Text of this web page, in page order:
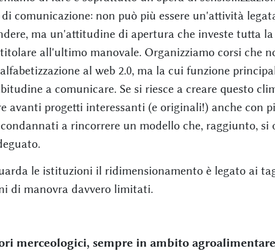
comunicazione: non può più essere un'attività
ma un'attitudine di apertura che investe tutta
all'ultimo manovale. Organizziamo corsi che
al web 2.0, ma la cui funzione
a comunicare. Se si riesce a creare questo
avanti progetti interessanti (e originali!) anche con
a rincorrere un modello che, raggiunto, si
le istituzioni il ridimensionamento è legato ai
di manovra davvero limitati.
merceologici, sempre in ambito